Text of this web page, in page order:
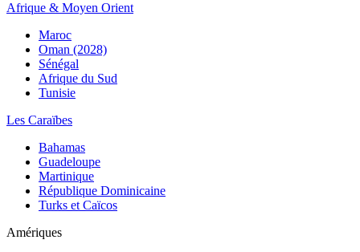
Afrique & Moyen Orient
Maroc
Oman (2028)
Sénégal
Afrique du Sud
Tunisie
Les Caraïbes
Bahamas
Guadeloupe
Martinique
République Dominicaine
Turks et Caïcos
Amériques